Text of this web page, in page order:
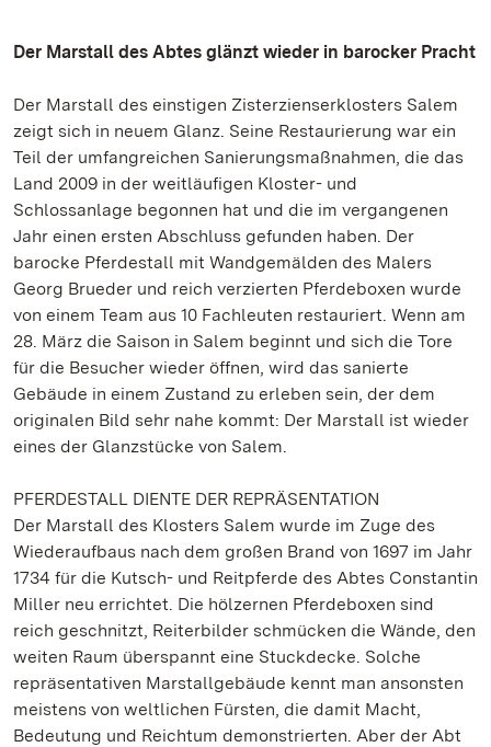
Der Marstall des Abtes glänzt wieder in barocker Pracht
Der Marstall des einstigen Zisterzienserklosters Salem
zeigt sich in neuem Glanz. Seine Restaurierung war ein
Teil der umfangreichen Sanierungsmaßnahmen, die das
Land 2009 in der weitläufigen Kloster- und
Schlossanlage begonnen hat und die im vergangenen
Jahr einen ersten Abschluss gefunden haben. Der
barocke Pferdestall mit Wandgemälden des Malers
Georg Brueder und reich verzierten Pferdeboxen wurde
von einem Team aus 10 Fachleuten restauriert. Wenn am
28. März die Saison in Salem beginnt und sich die Tore
für die Besucher wieder öffnen, wird das sanierte
Gebäude in einem Zustand zu erleben sein, der dem
originalen Bild sehr nahe kommt: Der Marstall ist wieder
eines der Glanzstücke von Salem.
PFERDESTALL DIENTE DER REPRÄSENTATION
Der Marstall des Klosters Salem wurde im Zuge des
Wiederaufbaus nach dem großen Brand von 1697 im Jahr
1734 für die Kutsch- und Reitpferde des Abtes Constantin
Miller neu errichtet. Die hölzernen Pferdeboxen sind
reich geschnitzt, Reiterbilder schmücken die Wände, den
weiten Raum überspannt eine Stuckdecke. Solche
repräsentativen Marstallgebäude kennt man ansonsten
meistens von weltlichen Fürsten, die damit Macht,
Bedeutung und Reichtum demonstrierten. Aber der Abt